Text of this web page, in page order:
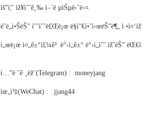
ìš”ì¦˜ ìž¥ìˆ˜ê¸‰ ì–´ë µìŠµë‹ˆë‹¤.
ë˜ë„ì•ŠëŠ” ìˆ˜ìˆ˜ë£Œë¡œ ë§ì”€í•˜ì‹œëŠ”ë¶„ ì
ì„œë¡œ ì¤„ê±°ì£¼ê³ ë°›ì„ê±° ë°›ì„ìˆ˜ ìžˆëŠ”
í…”ë ˆê·¸ëž¨(Telegram) : moneyjang
ìœ„ì³‡(WeChat) : jjang44